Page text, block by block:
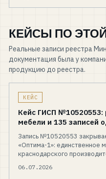
КЕЙСЫ ПО
Реальные записи реестра
документация была у
продукцию до реестра.
КЕЙС
Кейс ГИСП №10520553:
мебели и 135 записей
Запись №10520553
«Оптима-1»: единственное
краснодарского
06.07.2026